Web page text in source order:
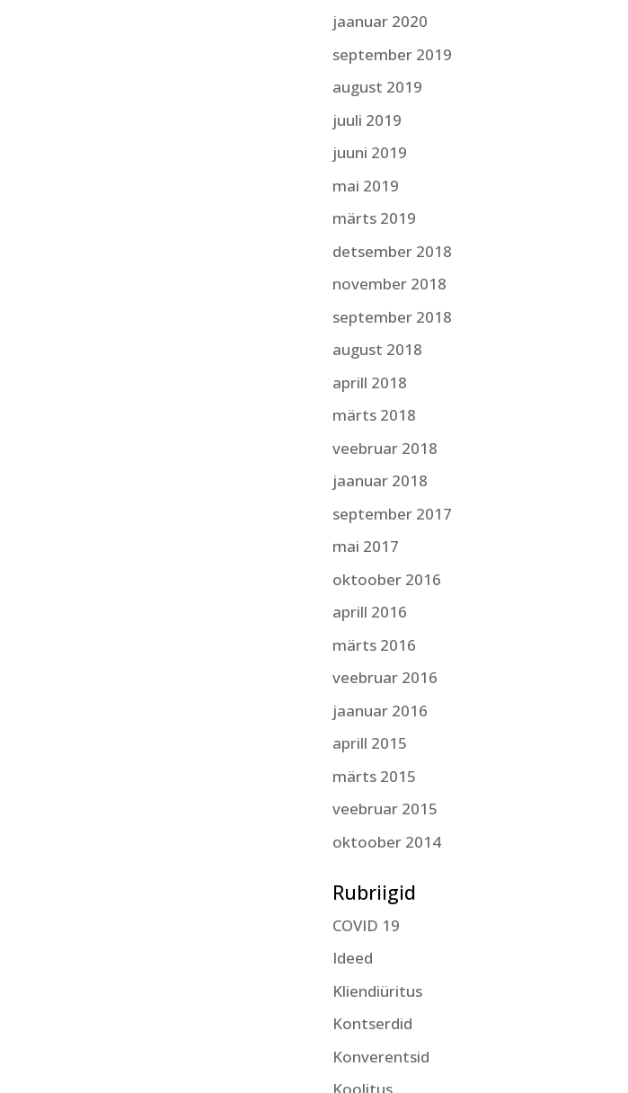
jaanuar 2020
september 2019
august 2019
juuli 2019
juuni 2019
mai 2019
märts 2019
detsember 2018
november 2018
september 2018
august 2018
aprill 2018
märts 2018
veebruar 2018
jaanuar 2018
september 2017
mai 2017
oktoober 2016
aprill 2016
märts 2016
veebruar 2016
jaanuar 2016
aprill 2015
märts 2015
veebruar 2015
oktoober 2014
Rubriigid
COVID 19
Ideed
Kliendiüritus
Kontserdid
Konverentsid